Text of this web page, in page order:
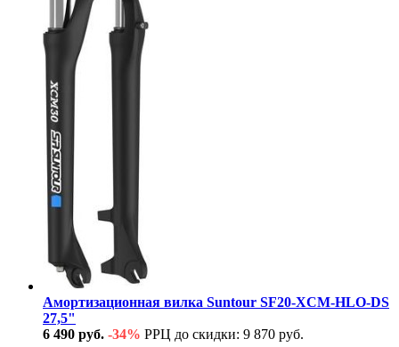
Амортизационная вилка Suntour SF20-XCM-HLO-DS
27,5"
6 490 руб. -34% РРЦ до скидки: 9 870 руб.